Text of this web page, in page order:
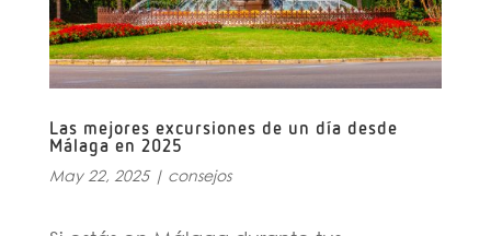
Las mejores excursiones de un día desde
Málaga en 2025
May 22, 2025| consejos